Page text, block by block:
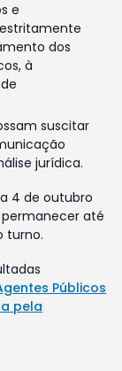
e
dos
à
suscitar
jurídica.
4 de outubro
até
turno.
Públicos
pela